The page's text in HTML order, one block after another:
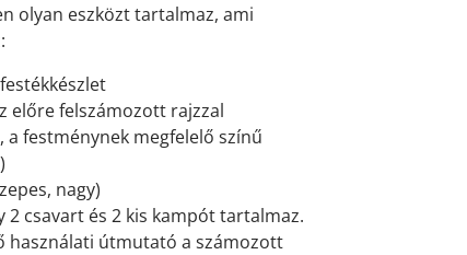
olyan eszközt tartalmaz, ami
előre felszámozott rajzzal
a festménynek megfelelő színű
nagy)
2 csavart és 2 kis kampót tartalmaz.
használati útmutató a számozott